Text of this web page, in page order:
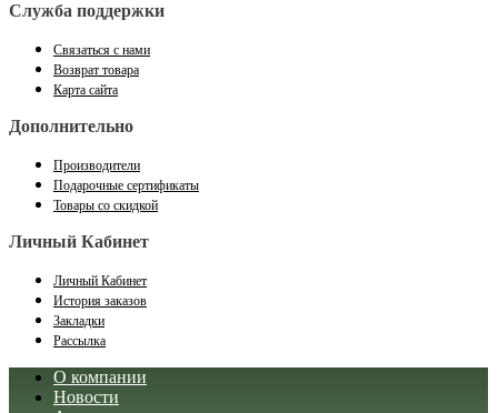
Служба поддержки
Связаться с нами
Возврат товара
Карта сайта
Дополнительно
Производители
Подарочные сертификаты
Товары со скидкой
Личный Кабинет
Личный Кабинет
История заказов
Закладки
Рассылка
О компании
Новости